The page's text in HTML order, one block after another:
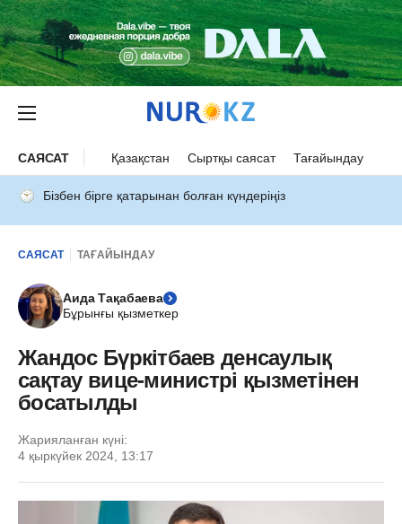
САЯСАТ Қазақстан Сыртқы саясат Тағайындау
Бізбен бірге қатарынан болған күндеріңіз
САЯСАТ ТАҒАЙЫНДАУ
Аида Тақабаева
Бұрынғы қызметкер
Жандос Бүркітбаев денсаулық
сақтау вице-министрі қызметінен
босатылды
Жарияланған күні:
4 қыркүйек 2024, 13:17